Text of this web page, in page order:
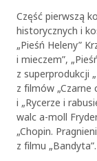
Część pierwszą
historycznych i
„Pieśń Heleny”
i mieczem”,
z superprodukcji
z filmów „Czarne
i „Rycerze i
walc a-moll
„Chopin.
z filmu „Bandyta”.